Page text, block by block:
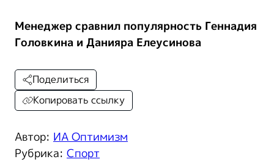
Менеджер сравнил популярность Геннадия
Головкина и Данияра Елеусинова
Автор: ИА Оптимизм
Рубрика: Спорт
Поделиться
Копировать ссылку